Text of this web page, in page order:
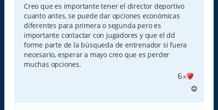
s
a
j
e
Creo que es importante tener el director deportivo
cuanto antes, se puede dar opciones económicas
diferentes para primera o segunda pero es
importante contactar con jugadores y que el dd
forme parte de la búsqueda de entrenador si fuera
necesario, esperar a mayo creo que es perder
muchas opciones.
6x
r